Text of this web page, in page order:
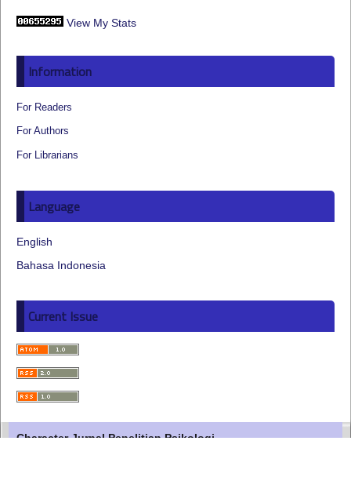
View My Stats
Information
For Readers
For Authors
For Librarians
Language
English
Bahasa Indonesia
Current Issue
Character Jurnal Penelitian Psikologi